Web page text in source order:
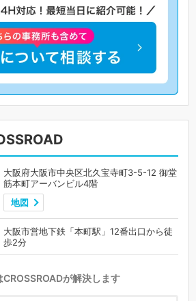
大阪府大阪市中央区北久宝寺町3-5-12 御堂
筋本町アーバンビル4階
地図
大阪市営地下鉄「本町駅」12番出口から徒
歩2分
が解決します